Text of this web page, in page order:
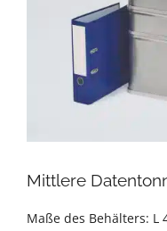
Mittlere
Maße des Behälters: L